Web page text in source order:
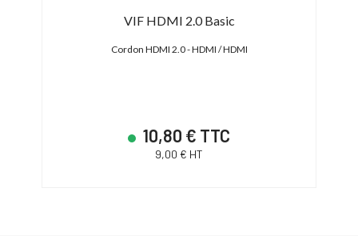
VIF HDMI 2.0 Basic
Cordon HDMI 2.0 - HDMI / HDMI
10,80 € TTC
9,00 € HT